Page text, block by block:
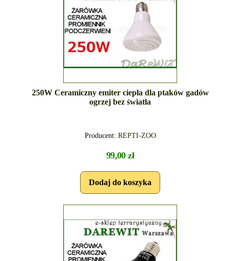
250W Ceramiczny emiter ciepła dla ptaków gadów
ogrzej bez światła
Producent: REPTI-ZOO
99,00 zł